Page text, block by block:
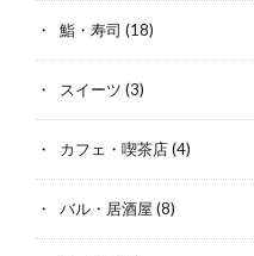
鮨・寿司 (18)
スイーツ (3)
カフェ・喫茶店(4)
バル・居酒屋 (8)